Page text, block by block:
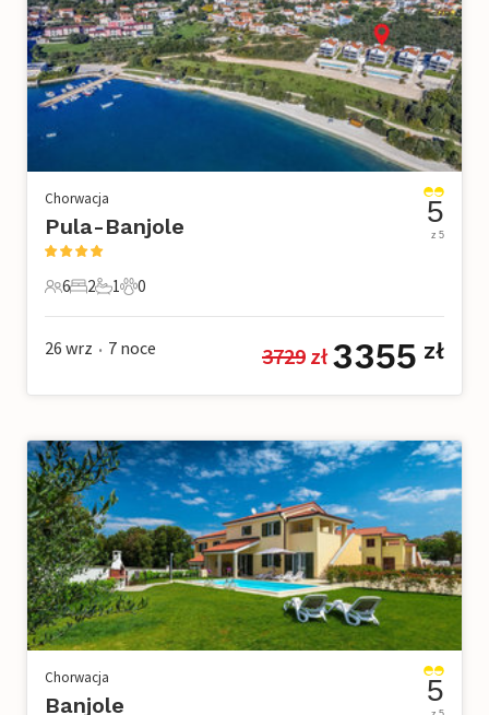
Chorwacja
Pula-Banjole
6 Goście
6
2 Sypialnie
2
1 Łazienka
1
0 Zwierzęta domowe
0
5
z 5
26 wrz • 7 noce 3729 zł 3355 zł
Chorwacja
Banjole 5